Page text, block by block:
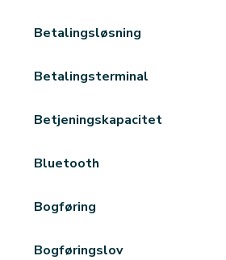
Betalingsløsning
Betalingsterminal
Betjeningskapacitet
Bluetooth
Bogføring
Bogføringslov